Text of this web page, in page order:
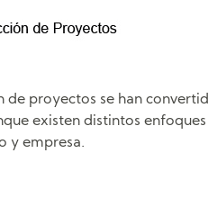
proyectos se han
existen distintos
y empresa.